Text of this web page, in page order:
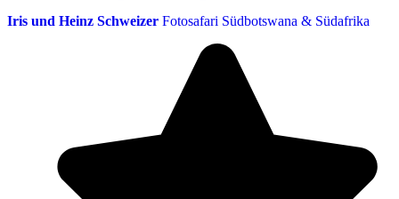
Iris und Heinz Schweizer Fotosafari Südbotswana & Südafrika